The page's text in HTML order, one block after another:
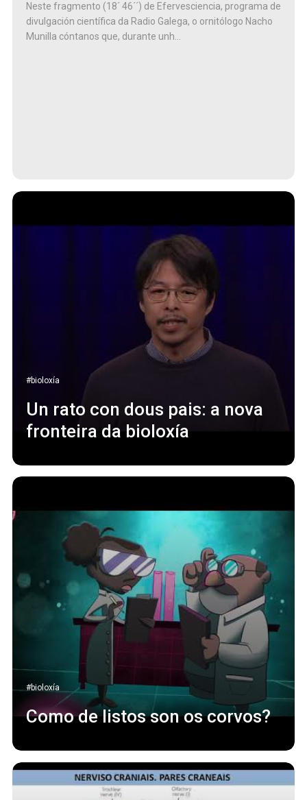
Neste fragmento (18´ 46´´) de Efervesciencia, programa de
divulgación científica da Radio Galega, o ornitólogo Nacho
Munilla cóntanos que, durante unh...
#bioloxía
Un rato con dous pais: a nova
fronteira da bioloxía
#bioloxía
Como de listos son os corvos?